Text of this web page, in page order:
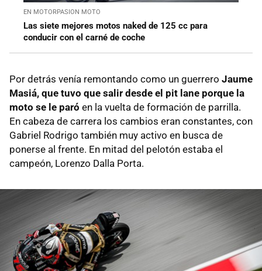
EN MOTORPASION MOTO
Las siete mejores motos naked de 125 cc para
conducir con el carné de coche
Por detrás venía remontando como un guerrero Jaume
Masiá, que tuvo que salir desde el pit lane porque la
moto se le paró en la vuelta de formación de parrilla.
En cabeza de carrera los cambios eran constantes, con
Gabriel Rodrigo también muy activo en busca de
ponerse al frente. En mitad del pelotón estaba el
campeón, Lorenzo Dalla Porta.